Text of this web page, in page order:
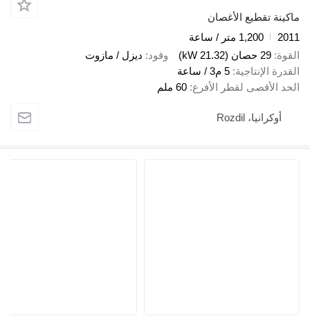
تقطيع الأغصان
1,200 متر / ساعة
29 حصان (21.32 kW) وقود ديزل / مازوت
الإنتاجية 5 م3 / ساعة
الأقصى لقطر الأفرع
60 ملم
أوكرانيا، Rozdil